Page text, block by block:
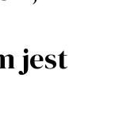
jest